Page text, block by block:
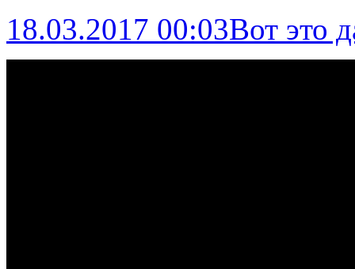
18.03.2017 00:03Вот это